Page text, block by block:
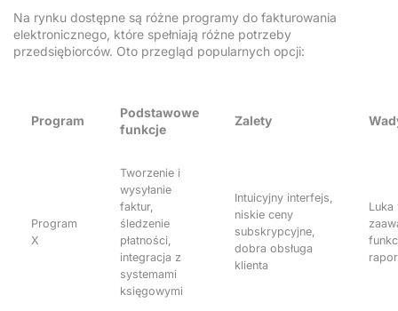
Na rynku dostępne są różne programy do fakturowania
elektronicznego, które spełniają różne potrzeby
przedsiębiorców. Oto przegląd popularnych opcji:
Program
Podstawowe
funkcje
Zalety
Program
X
Tworzenie i
wysyłanie
faktur,
śledzenie
płatności,
integracja z
systemami
księgowymi
Intuicyjny interfejs,
niskie ceny
subskrypcyjne,
dobra obsługa
klienta
Luka